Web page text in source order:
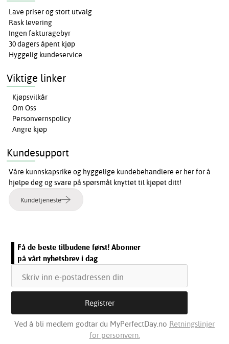
Lave priser og stort utvalg
Rask levering
Ingen fakturagebyr
30 dagers åpent kjøp
Hyggelig kundeservice
Viktige linker
Kjøpsvilkår
Om Oss
Personvernspolicy
Angre kjøp
Kundesupport
Våre kunnskapsrike og hyggelige kundebehandlere er her for å
hjelpe deg og svare på spørsmål knyttet til kjøpet ditt!
Kundetjeneste
Få de beste tilbudene først! Abonner
på vårt nyhetsbrev i dag
Ved å bli medlem godtar du MyPerfectDay.no Retningslinjer
for personvern.